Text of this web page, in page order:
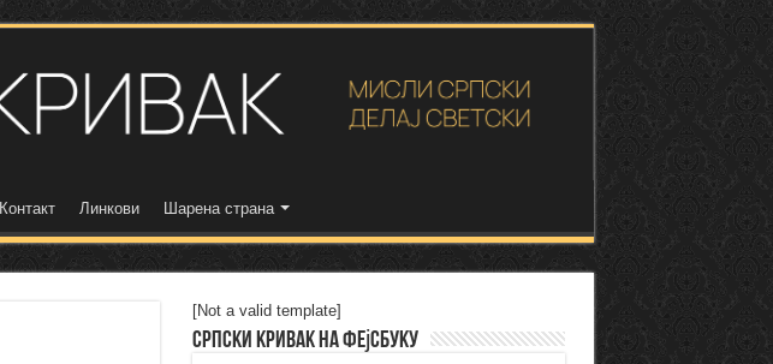
Контакт Линкови Шарена страна
[Not a valid template]
Српски Кривак на Фејсбуку